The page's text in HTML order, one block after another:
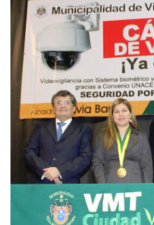
UNACEM y Villa
17/